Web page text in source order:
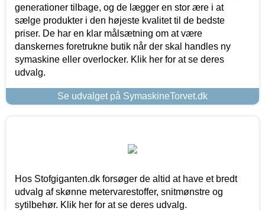
generationer tilbage, og de lægger en stor ære i at
sælge produkter i den højeste kvalitet til de bedste
priser. De har en klar målsætning om at være
danskernes foretrukne butik når der skal handles ny
symaskine eller overlocker. Klik her for at se deres
udvalg.
Se udvalget på SymaskineTorvet.dk
Hos Stofgiganten.dk forsøger de altid at have et bredt
udvalg af skønne metervarestoffer, snitmønstre og
sytilbehør. Klik her for at se deres udvalg.